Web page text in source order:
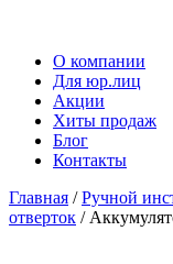
О компании
Для юр.лиц
Акции
Хиты продаж
Блог
Контакты
Главная /Ручной
отверток /